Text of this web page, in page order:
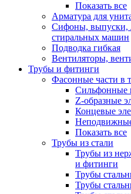
Показать все
Арматура для
Сифоны, выпуски,
стиральных машин
Подводка гибкая
Вентиляторы,
Трубы и фитинги
Фасонные части в
Cильфонные
Z-образные
Концевые
Показать все
Трубы из стали
Трубы из
и фитинги
Трубы
Трубы